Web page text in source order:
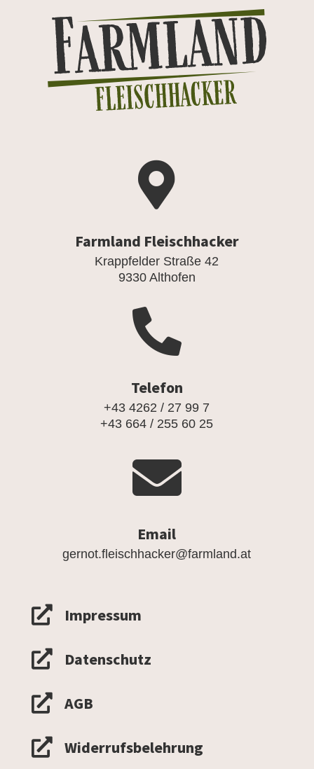

Farmland Fleischhacker
Krappfelder Straße 42
9330 Althofen

Telefon
+43 4262 / 27 99 7
+43 664 / 255 60 25

Email
gernot.fleischhacker@farmland.at
 Impressum
 Datenschutz
 AGB
 Widerrufsbelehrung